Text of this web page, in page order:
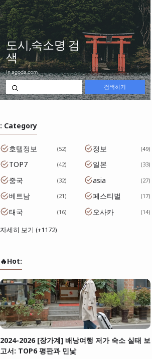
: Category
호텔정보 52 정보 49
TOP7 42 일본 33
중국 32 asia 27
베트남 21 페스티벌 17
태국 16 오사카 14
자세히 보기 (+1172)
🔥Hot:
2024-2026 [장가계] 배낭여행 저가 숙소 실태 보
고서: TOP6 평판과 민낯